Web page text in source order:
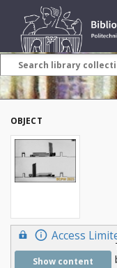
OBJECT
Access
Show content